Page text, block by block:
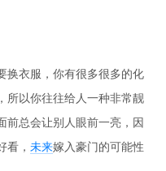
换衣服，你有很多很多的化
所以你往往给人一种非常靓
前总会让别人眼前一亮，因
看， 未来嫁入豪门的可能性